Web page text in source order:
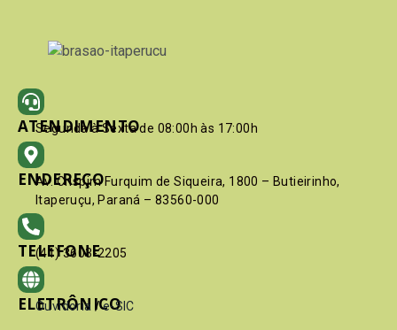
ATENDIMENTO
Segunda à Sexta de 08:00h às 17:00h
ENDEREÇO
Av. Crispim Furquim de Siqueira, 1800 – Butieirinho,
Itaperuçu, Paraná – 83560-000
TELEFONE
(41) 3603-2205
ELETRÔNICO
Ouvidoria / e-SIC